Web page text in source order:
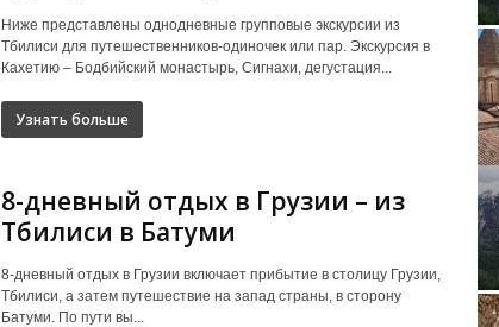
Ниже представлены однодневные групповые экскурсии из
Тбилиси для путешественников-одиночек или пар. Экскурсия в
Кахетию – Бодбийский монастырь, Сигнахи, дегустация...
Узнать больше
8-дневный отдых в Грузии – из
Тбилиси в Батуми
8-дневный отдых в Грузии включает прибытие в столицу Грузии,
Тбилиси, а затем путешествие на запад страны, в сторону
Батуми. По пути вы...